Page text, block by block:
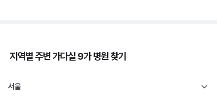
지역별 주변가다실 9가병원 찾기
서울